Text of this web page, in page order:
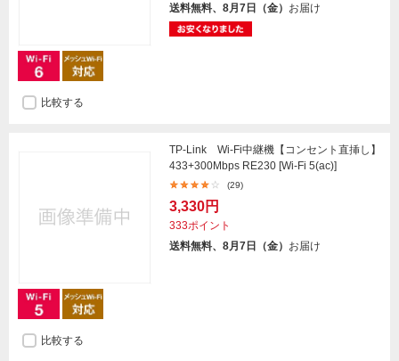
送料無料、8月7日（金） お届け
比較する
TP-Link Wi-Fi中継機【コンセント直挿し】
433+300Mbps RE230 [Wi-Fi 5(ac)]
(29)
3,330円
333ポイント
送料無料、8月7日（金） お届け
比較する